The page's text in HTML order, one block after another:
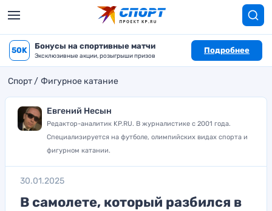
50K Бонусы на спортивные матчи
Эксклюзивные акции, розыгрыши призов
Подробнее
Спорт Фигурное катание
Евгений Несын
Редактор-аналитик KP.RU. В журналистике с 2001 года.
Специализируется на футболе, олимпийских видах спорта и
фигурном катании.
30.01.2025
В самолете, который разбился в